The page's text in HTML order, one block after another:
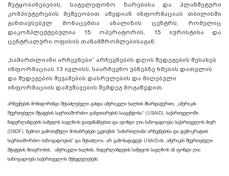
შეტყობინებების, სატელეფონო ზარებისა და პლანშეტური
კომპიუტერების მეშვეობით აწვდიან ინფორმაციას თბილისში
განთავსებულ მონაცემთა ანალიზის ცენტრს, რომელიც
დაკომპლექტებულია 15 ოპერატორის, 15 იურისტისა და
ცენტრალური ოფისის თანამშრომლებისაგან.
„სამართლიანი არჩევნები“ არჩევნების დღის შედეგების შესახებ
ინფორმაციას 13 ივლისს, საარჩევნო უბნებზე ხმების დათვლის
და შედეგების შეჯამების დასრულების და მიღებული
ინფორმაციის დამუშავების შემდეგ მოგაწვდით.
არჩევნების მონიტორინგი შესაძლებელი გახდა ამერიკელი ხალხის მხარდაჭერით, „ამერიკის
შეერთებული შტატების საერთაშორისო განვითარების სააგენტოსა“ (USAID), საქართველოში
ნიდერლანდების სამეფოს საელჩოს დაფინანსებით და ფონდი ღია საზოგადოება საქართველოს მიერ
(OSGF). ზემოთ გამოთქმული მოსაზრებები ეკუთვნის ”სამართლიანი არჩევნებისა და დემოკრატიის
საერთაშორისო საზოგადოებას” და შესაძლოა, არ გამოხატავდეს USAID-ის, ამერიკის შეერთებული
შტატების მთავრობის, ამერიკელი ხალხის, ნიდერლანდების სამეფოს საელჩოს ან ფონდი ღია
საზოგადოება საქართველოს შეხედულებებს.